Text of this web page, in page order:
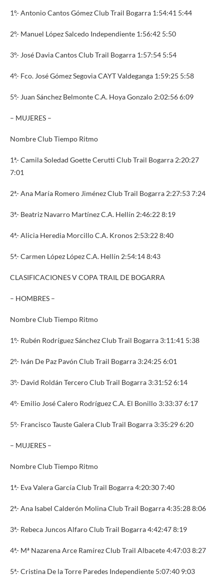
1º.- Antonio Cantos Gómez Club Trail Bogarra 1:54:41 5:44
2º.- Manuel López Salcedo Independiente 1:56:42 5:50
3º.- José Davia Cantos Club Trail Bogarra 1:57:54 5:54
4º.- Fco. José Gómez Segovia CAYT Valdeganga 1:59:25 5:58
5º.- Juan Sánchez Belmonte C.A. Hoya Gonzalo 2:02:56 6:09
– MUJERES –
Nombre Club Tiempo Ritmo
1ª.- Camila Soledad Goette Cerutti Club Trail Bogarra 2:20:27
7:01
2ª.- Ana María Romero Jiménez Club Trail Bogarra 2:27:53 7:24
3ª.- Beatriz Navarro Martínez C.A. Hellín 2:46:22 8:19
4ª.- Alicia Heredia Morcillo C.A. Kronos 2:53:22 8:40
5ª.- Carmen López López C.A. Hellín 2:54:14 8:43
CLASIFICACIONES V COPA TRAIL DE BOGARRA
– HOMBRES –
Nombre Club Tiempo Ritmo
1º.- Rubén Rodríguez Sánchez Club Trail Bogarra 3:11:41 5:38
2º.- Iván De Paz Pavón Club Trail Bogarra 3:24:25 6:01
3º.- David Roldán Tercero Club Trail Bogarra 3:31:52 6:14
4º.- Emilio José Calero Rodríguez C.A. El Bonillo 3:33:37 6:17
5º.- Francisco Tauste Galera Club Trail Bogarra 3:35:29 6:20
– MUJERES –
Nombre Club Tiempo Ritmo
1ª.- Eva Valera García Club Trail Bogarra 4:20:30 7:40
2ª.- Ana Isabel Calderón Molina Club Trail Bogarra 4:35:28 8:06
3ª.- Rebeca Juncos Alfaro Club Trail Bogarra 4:42:47 8:19
4ª.- Mª Nazarena Arce Ramírez Club Trail Albacete 4:47:03 8:27
5ª.- Cristina De la Torre Paredes Independiente 5:07:40 9:03